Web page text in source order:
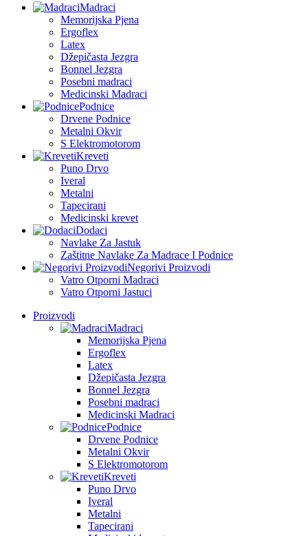
Madraci
Memorijska Pjena
Ergoflex
Latex
Džepičasta Jezgra
Bonnel Jezgra
Posebni madraci
Medicinski Madraci
Podnice
Drvene Podnice
Metalni Okvir
S Elektromotorom
Kreveti
Puno Drvo
Iveral
Metalni
Tapecirani
Medicinski krevet
Dodaci
Navlake Za Jastuk
Zaštitne Navlake Za Madrace I Podnice
Negorivi Proizvodi
Vatro Otporni Madraci
Vatro Otporni Jastuci
Proizvodi
Madraci
Memorijska Pjena
Ergoflex
Latex
Džepičasta Jezgra
Bonnel Jezgra
Posebni madraci
Medicinski Madraci
Podnice
Drvene Podnice
Metalni Okvir
S Elektromotorom
Kreveti
Puno Drvo
Iveral
Metalni
Tapecirani